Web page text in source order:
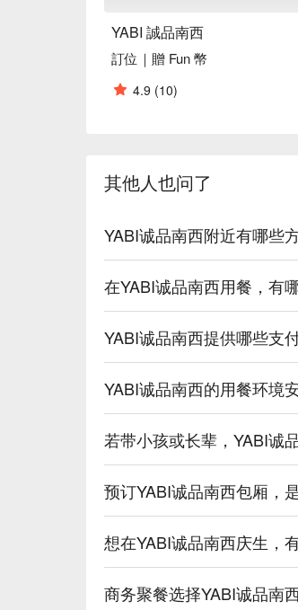
YABI 誠品南西
訂位｜贈 Fun 幣
4.9 (10)
其他人也问了
YABI诚品南西附近有哪些
在YABI诚品南西用餐，有
YABI诚品南西提供哪些支
YABI诚品南西的用餐环境
若带小孩或长辈，YABI诚
预订YABI诚品南西包厢，
想在YABI诚品南西庆生，
商务聚餐选择YABI诚品南